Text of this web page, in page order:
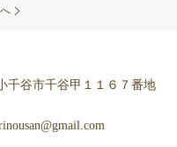
千谷市千谷甲１１６７番地